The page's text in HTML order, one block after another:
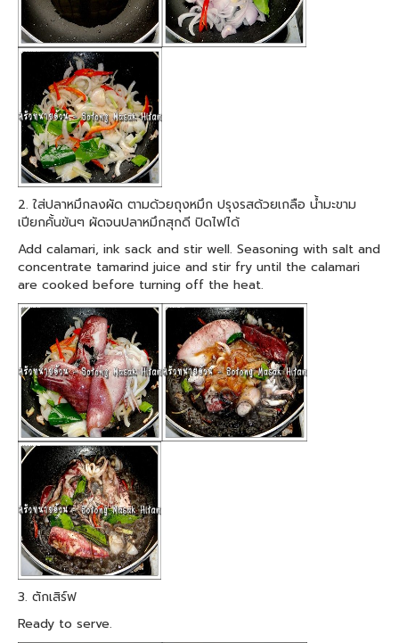
2. ใส่ปลาหมึกลงผัด ตามด้วยถุงหมึก ปรุงรสด้วยเกลือ น้ำมะขาม
เปียกคั้นข้นๆ ผัดจนปลาหมึกสุกดี ปิดไฟได้
Add calamari, ink sack and stir well. Seasoning with salt and
concentrate tamarind juice and stir fry until the calamari
are cooked before turning off the heat.
3. ตักเสิร์ฟ
Ready to serve.